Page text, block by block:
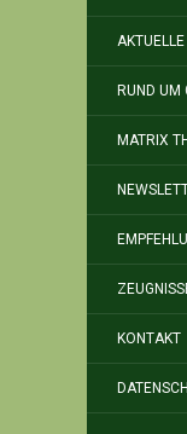
RUND UM
MATRIX
KONTAKT